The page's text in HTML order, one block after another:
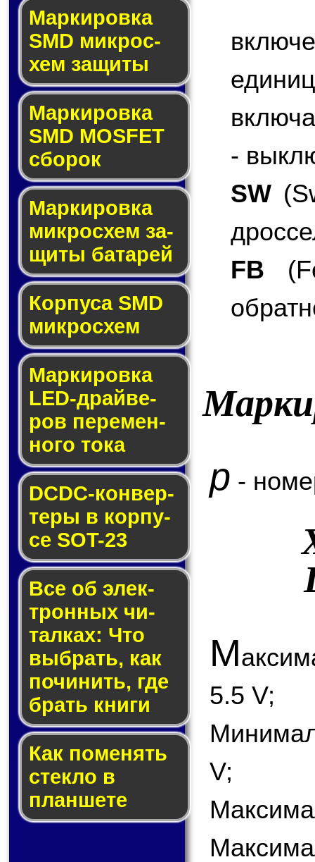
Мар­ки­ров­ка
SMD мик­рос­
хем защиты
Мар­ки­ров­ка
SMD MOSFET
сбо­рок
Мар­ки­ров­ка
мик­ро­схем за­
щи­ты ба­та­рей
Корпуса SMD
мик­ро­схем
Маркировка
LED-драй­ве­
ров пе­ре­мен­
но­го то­ка
DCDC-кон­вер­
те­ры в кор­пу­
се SOT-23
Все об элек­
трон­ных чи­
тал­ках: Что
выб­рать, как
по­чи­нить, где
брать кни­ги
Как по­ме­нять
стек­ло в
планшете
-
SW
FB
p -
М
5.5 V;
V;